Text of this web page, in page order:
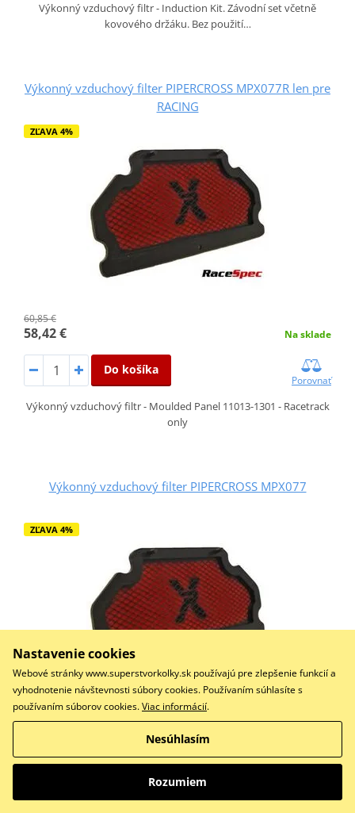
Výkonný vzduchový filtr - Induction Kit. Závodní set včetně
kovového držáku. Bez použití…
Výkonný vzduchový filter PIPERCROSS MPX077R len pre
RACING
ZĽAVA 4%
60,85 €
58,42 € Na sklade
Do košíka
Porovnať
Výkonný vzduchový filtr - Moulded Panel 11013-1301 - Racetrack
only
Výkonný vzduchový filter PIPERCROSS MPX077
ZĽAVA 4%
Do košíka
Výkonný vzduchový filtr - Moulded Panel 11013-1301
Nastavenie cookies
Webové stránky www.superstvorkolky.sk používajú pre zlepšenie funkcií a
vyhodnotenie návštevnosti súbory cookies. Používaním súhlasíte s
používaním súborov cookies.Viac informácií.
Nesúhlasím
Rozumiem